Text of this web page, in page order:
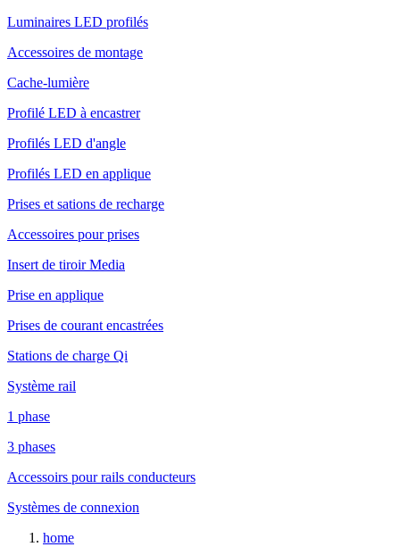
Luminaires LED profilés
Accessoires de montage
Cache-lumière
Profilé LED à encastrer
Profilés LED d'angle
Profilés LED en applique
Prises et sations de recharge
Accessoires pour prises
Insert de tiroir Media
Prise en applique
Prises de courant encastrées
Stations de charge Qi
Système rail
1 phase
3 phases
Accessoirs pour rails conducteurs
Systèmes de connexion
home